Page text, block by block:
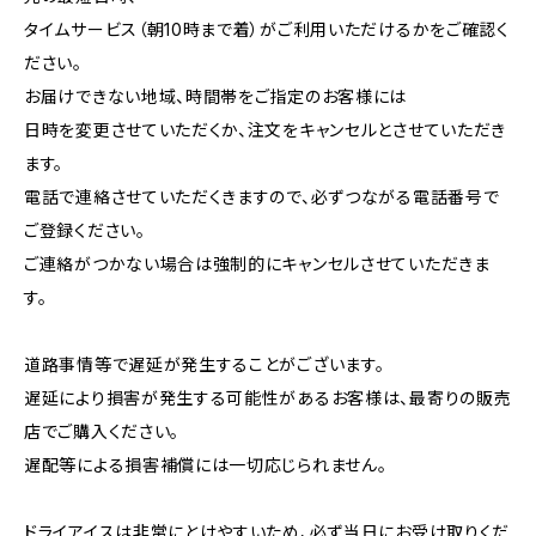
タイムサービス（朝10時まで着）がご利用いただけるかをご確認く
ださい。
お届けできない地域、時間帯をご指定のお客様には
日時を変更させていただくか、注文をキャンセルとさせていただき
ます。
電話で連絡させていただくきますので、必ずつながる電話番号で
ご登録ください。
ご連絡がつかない場合は強制的にキャンセルさせていただきま
す。
道路事情等で遅延が発生することがございます。
遅延により損害が発生する可能性があるお客様は、最寄りの販売
店でご購入ください。
遅配等による損害補償には一切応じられません。
ドライアイスは非常にとけやすいため、必ず当日にお受け取りくだ